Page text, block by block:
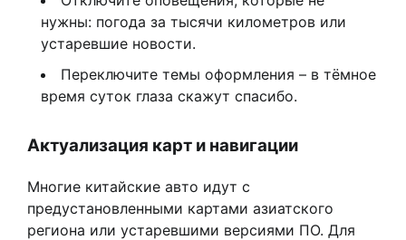
нужны: погода за тысячи километров или
устаревшие новости.
Переключите темы оформления – в тёмное
время суток глаза скажут спасибо.
Актуализация карт и навигации
Многие китайские авто идут с
предустановленными картами азиатского
региона или устаревшими версиями ПО. Для